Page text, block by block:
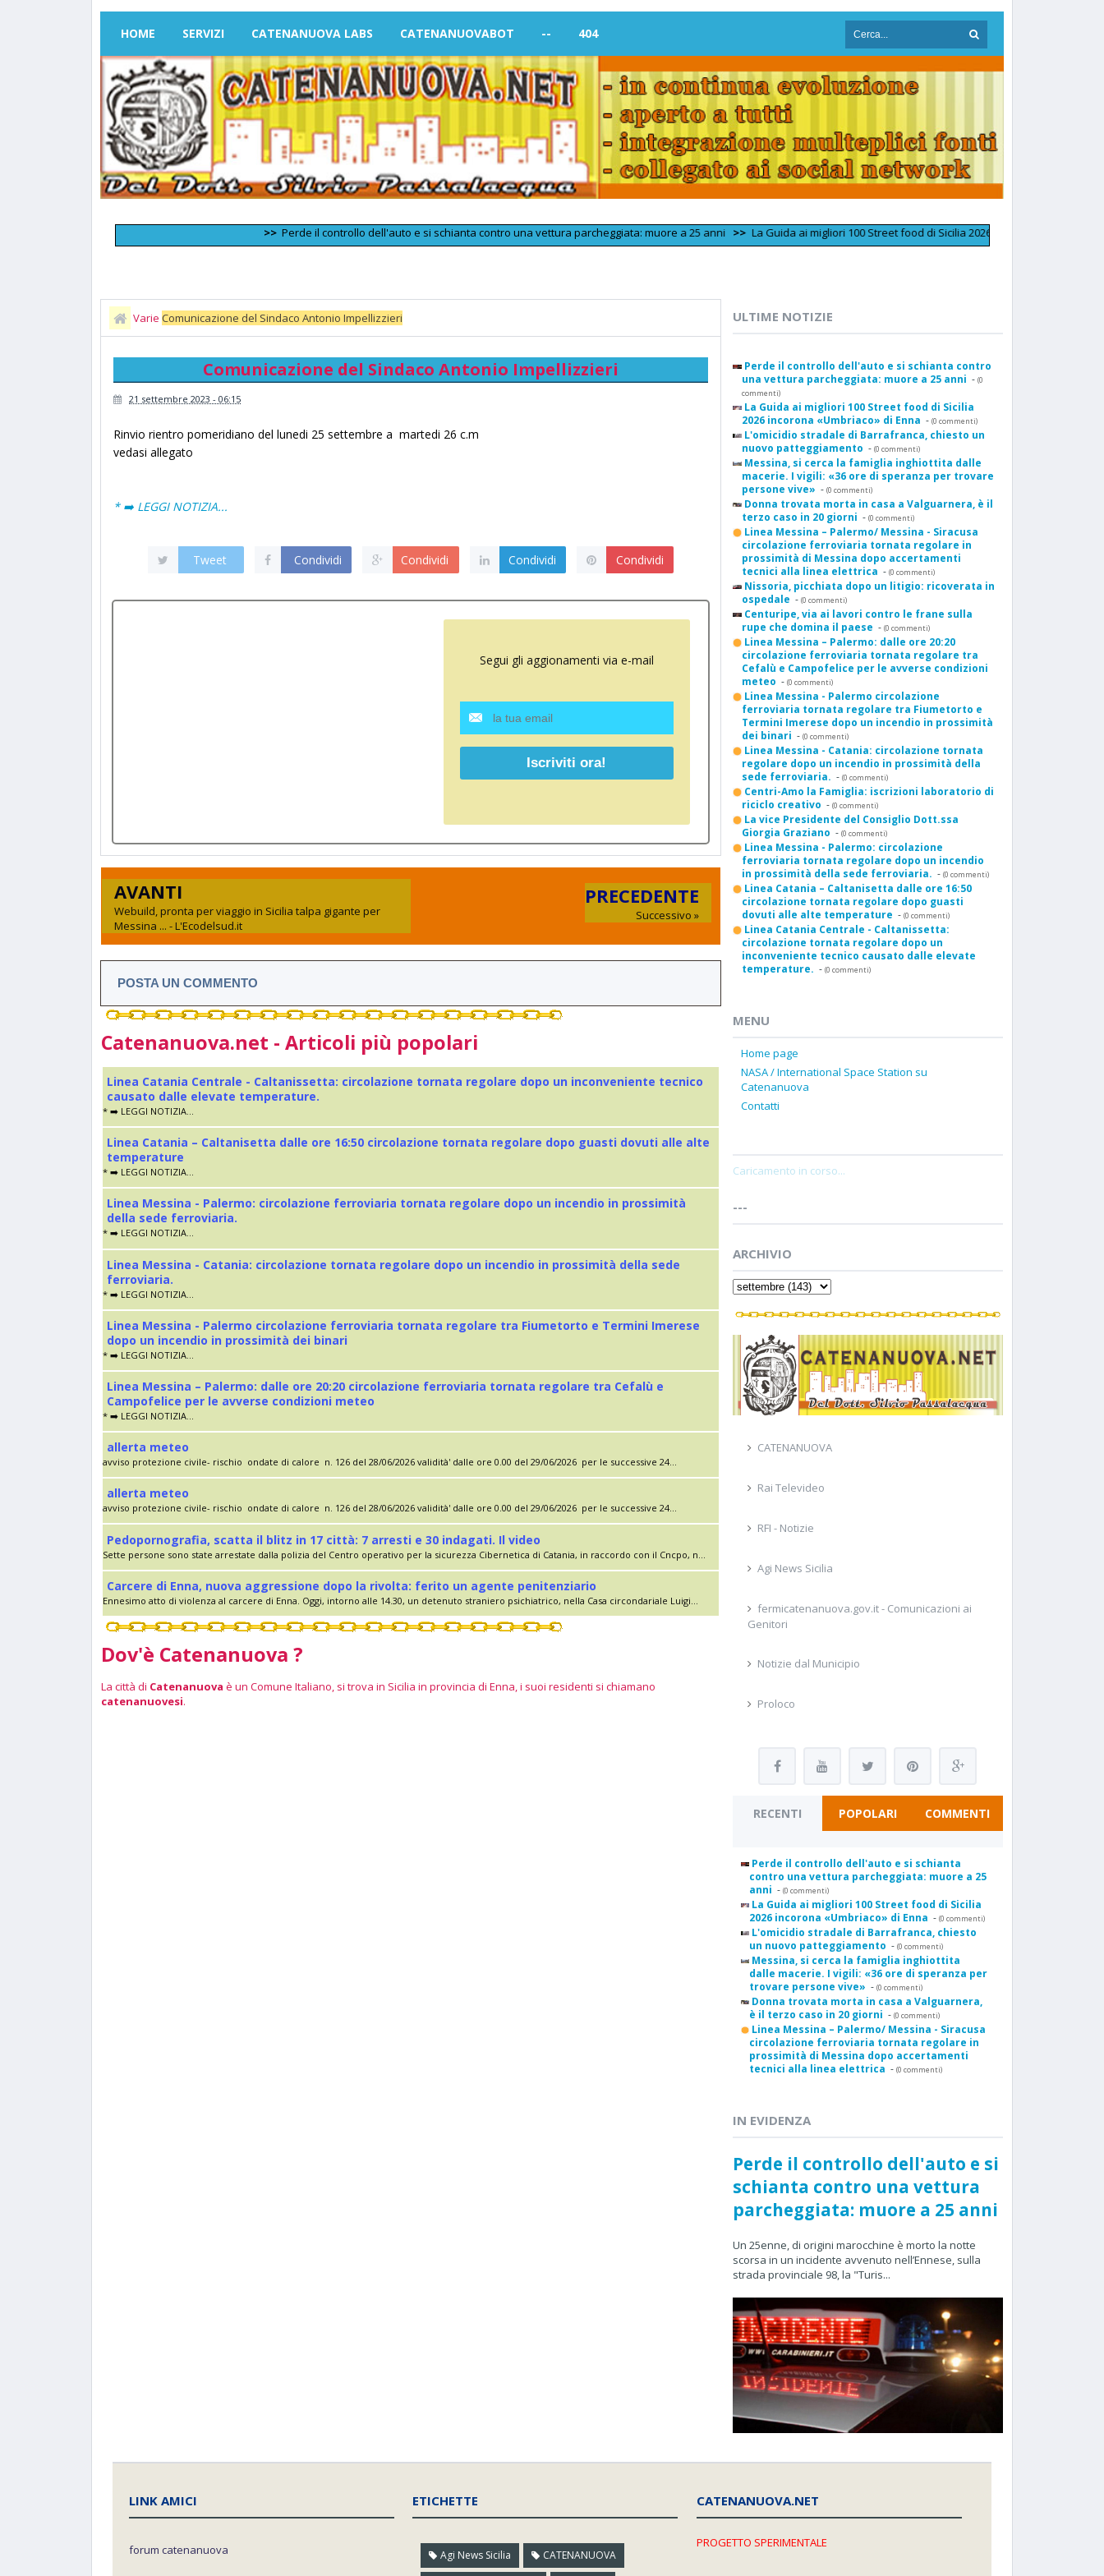
HOME SERVIZI CATENANUOVA LABS CATENANUOVABOT -- 404
Perde il controllo dell'auto e si schianta contro una vettura parcheggiata: muore a 25 anni >> La Guida ai migliori 100 Street food di Sicilia 2026 incorona «Umbriaco» di Enna
Varie Comunicazione del Sindaco Antonio Impellizzieri
Comunicazione del Sindaco Antonio Impellizzieri
21 settembre 2023 - 06:15
Rinvio rientro pomeridiano del lunedi 25 settembre a martedi 26 c.m
vedasi allegato
* ➡️ LEGGI NOTIZIA...
Tweet Condividi Condividi Condividi Condividi
Segui gli aggionamenti via e-mail
AVANTI
Webuild, pronta per viaggio in Sicilia talpa gigante per
Messina ... - L'Ecodelsud.it
PRECEDENTE
Successivo »
POSTA UN COMMENTO
Catenanuova.net - Articoli più popolari
Linea Catania Centrale - Caltanissetta: circolazione tornata regolare dopo un inconveniente tecnico
causato dalle elevate temperature.
* ➡️ LEGGI NOTIZIA...
Linea Catania – Caltanisetta dalle ore 16:50 circolazione tornata regolare dopo guasti dovuti alle alte
temperature
* ➡️ LEGGI NOTIZIA...
Linea Messina - Palermo: circolazione ferroviaria tornata regolare dopo un incendio in prossimità
della sede ferroviaria.
* ➡️ LEGGI NOTIZIA...
Linea Messina - Catania: circolazione tornata regolare dopo un incendio in prossimità della sede
ferroviaria.
* ➡️ LEGGI NOTIZIA...
Linea Messina - Palermo circolazione ferroviaria tornata regolare tra Fiumetorto e Termini Imerese
dopo un incendio in prossimità dei binari
* ➡️ LEGGI NOTIZIA...
Linea Messina – Palermo: dalle ore 20:20 circolazione ferroviaria tornata regolare tra Cefalù e
Campofelice per le avverse condizioni meteo
* ➡️ LEGGI NOTIZIA...
allerta meteo
avviso protezione civile- rischio ondate di calore n. 126 del 28/06/2026 validità' dalle ore 0.00 del 29/06/2026 per le successive 24...
allerta meteo
avviso protezione civile- rischio ondate di calore n. 126 del 28/06/2026 validità' dalle ore 0.00 del 29/06/2026 per le successive 24...
Pedopornografia, scatta il blitz in 17 città: 7 arresti e 30 indagati. Il video
Sette persone sono state arrestate dalla polizia del Centro operativo per la sicurezza Cibernetica di Catania, in raccordo con il Cncpo, n...
Carcere di Enna, nuova aggressione dopo la rivolta: ferito un agente penitenziario
Ennesimo atto di violenza al carcere di Enna. Oggi, intorno alle 14.30, un detenuto straniero psichiatrico, nella Casa circondariale Luigi...
Dov'è Catenanuova ?
La città di Catenanuova è un Comune Italiano, si trova in Sicilia in provincia di Enna, i suoi residenti si chiamano
catenanuovesi.
ULTIME NOTIZIE
Perde il controllo dell'auto e si schianta contro
una vettura parcheggiata: muore a 25 anni - (0
commenti)
La Guida ai migliori 100 Street food di Sicilia
2026 incorona «Umbriaco» di Enna - (0 commenti)
L'omicidio stradale di Barrafranca, chiesto un
nuovo patteggiamento - (0 commenti)
Messina, si cerca la famiglia inghiottita dalle
macerie. I vigili: «36 ore di speranza per trovare
persone vive» - (0 commenti)
Donna trovata morta in casa a Valguarnera, è il
terzo caso in 20 giorni - (0 commenti)
Linea Messina – Palermo/ Messina - Siracusa
circolazione ferroviaria tornata regolare in
prossimità di Messina dopo accertamenti
tecnici alla linea elettrica - (0 commenti)
Nissoria, picchiata dopo un litigio: ricoverata in
ospedale - (0 commenti)
Centuripe, via ai lavori contro le frane sulla
rupe che domina il paese - (0 commenti)
Linea Messina – Palermo: dalle ore 20:20
circolazione ferroviaria tornata regolare tra
Cefalù e Campofelice per le avverse condizioni
meteo - (0 commenti)
Linea Messina - Palermo circolazione
ferroviaria tornata regolare tra Fiumetorto e
Termini Imerese dopo un incendio in prossimità
dei binari - (0 commenti)
Linea Messina - Catania: circolazione tornata
regolare dopo un incendio in prossimità della
sede ferroviaria. - (0 commenti)
Centri-Amo la Famiglia: iscrizioni laboratorio di
riciclo creativo - (0 commenti)
La vice Presidente del Consiglio Dott.ssa
Giorgia Graziano - (0 commenti)
Linea Messina - Palermo: circolazione
ferroviaria tornata regolare dopo un incendio
in prossimità della sede ferroviaria. - (0 commenti)
Linea Catania – Caltanisetta dalle ore 16:50
circolazione tornata regolare dopo guasti
dovuti alle alte temperature - (0 commenti)
Linea Catania Centrale - Caltanissetta:
circolazione tornata regolare dopo un
inconveniente tecnico causato dalle elevate
temperature. - (0 commenti)
MENU
Home page
NASA / International Space Station su
Catenanuova
Contatti
Caricamento in corso...
---
ARCHIVIO
CATENANUOVA
Rai Televideo
RFI - Notizie
Agi News Sicilia
fermicatenanuova.gov.it - Comunicazioni ai
Genitori
Notizie dal Municipio
Proloco
RECENTI POPOLARI COMMENTI
Perde il controllo dell'auto e si schianta
contro una vettura parcheggiata: muore a 25
anni - (0 commenti)
La Guida ai migliori 100 Street food di Sicilia
2026 incorona «Umbriaco» di Enna - (0 commenti)
L'omicidio stradale di Barrafranca, chiesto
un nuovo patteggiamento - (0 commenti)
Messina, si cerca la famiglia inghiottita
dalle macerie. I vigili: «36 ore di speranza per
trovare persone vive» - (0 commenti)
Donna trovata morta in casa a Valguarnera,
è il terzo caso in 20 giorni - (0 commenti)
Linea Messina – Palermo/ Messina - Siracusa
circolazione ferroviaria tornata regolare in
prossimità di Messina dopo accertamenti
tecnici alla linea elettrica - (0 commenti)
IN EVIDENZA
Perde il controllo dell'auto e si
schianta contro una vettura
parcheggiata: muore a 25 anni
Un 25enne, di origini marocchine è morto la notte
scorsa in un incidente avvenuto nell’Ennese, sulla
strada provinciale 98, la "Turis...
LINK AMICI
forum catenanuova
ETICHETTE
Agi News Sicilia CATENANUOVA
CATENANUOVA.NET
PROGETTO SPERIMENTALE